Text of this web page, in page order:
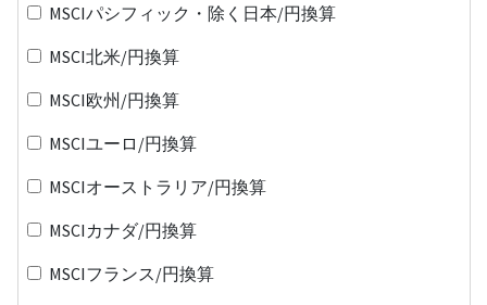
MSCIパシフィック・除く日本/円換算
MSCI北米/円換算
MSCI欧州/円換算
MSCIユーロ/円換算
MSCIオーストラリア/円換算
MSCIカナダ/円換算
MSCIフランス/円換算